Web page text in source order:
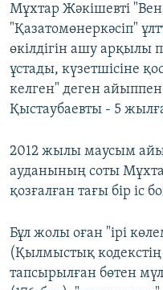
Мұхтар Жәкішевті
"Қазатомөнеркәсіп"
өкілдігін ашу арқылы
ұстады, күзетшісіне
келген" деген айыппен
Қыстаубаевты - 5
2012 жылы маусым
ауданының соты
қозғалған тағы бір іс
Бұл жолы оған "ірі
(Қылмыстық кодекстің
тапсырылған бөтен